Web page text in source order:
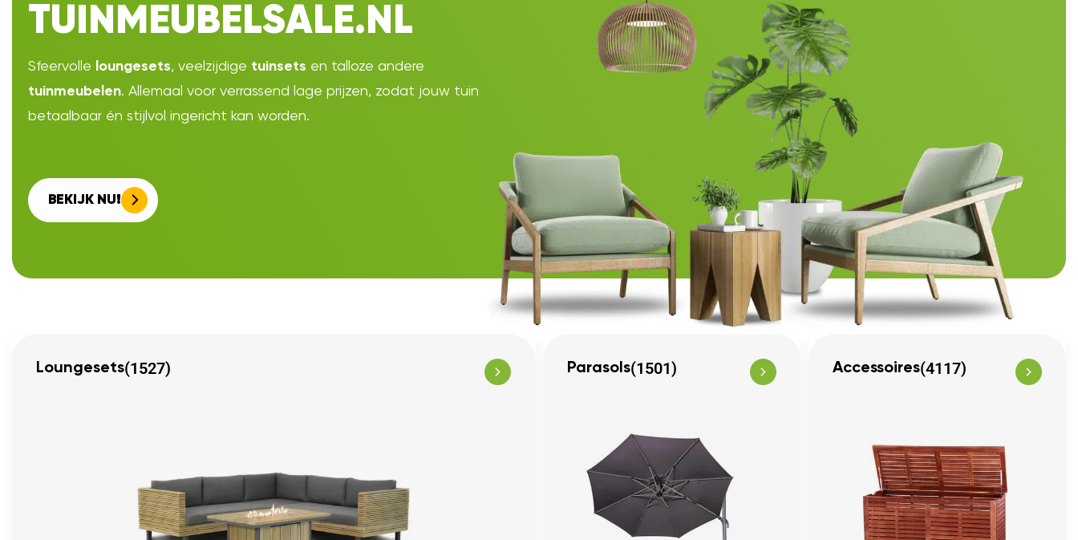
TUINMEUBELSALE.NL
Sfeervolle loungesets, veelzijdige tuinsets en talloze andere
tuinmeubelen. Allemaal voor verrassend lage prijzen, zodat jouw tuin
betaalbaar én stijlvol ingericht kan worden.
BEKIJK NU!
Loungesets(1527) Parasols(1501) Accessoires(4117)